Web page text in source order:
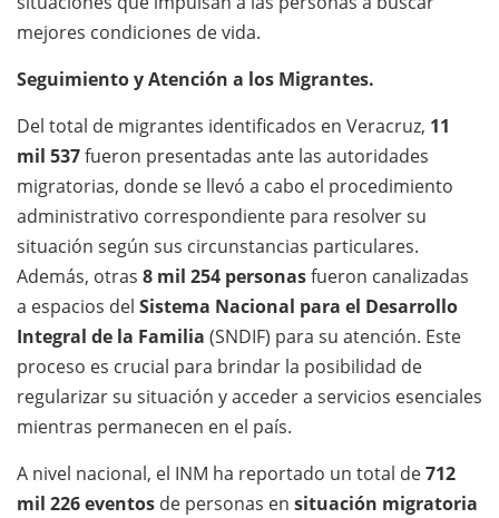
mejores condiciones de vida.
Seguimiento y Atención a los Migrantes.
Del total de migrantes identificados en Veracruz, 11
mil 537fueron presentadas ante las autoridades
migratorias, donde se llevó a cabo el procedimiento
administrativo correspondiente para resolver su
situación según sus circunstancias particulares.
Además, otras 8 mil 254 personasfueron canalizadas
a espacios del Sistema Nacional para el Desarrollo
Integral de la Familia (SNDIF) para su atención. Este
proceso es crucial para brindar la posibilidad de
regularizar su situación y acceder a servicios esenciales
mientras permanecen en el país.
A nivel nacional, el INM ha reportado un total de712
mil 226 eventos de personas en situación migratoria